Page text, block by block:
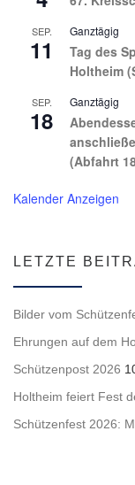
SEP.
11
Ganztägig
Tag des
Holtheim
SEP.
18
Ganztägig
(Abfahrt
Kalender Anzeigen
LETZTE
Bilder vom
Ehrungen auf dem
Schützenpost 2026
Holtheim feiert Fest
Schützenfest 2026: